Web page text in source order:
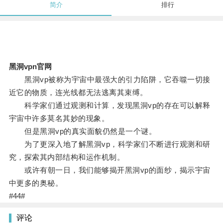
简介 排行
黑洞vpn官网
黑洞vp被称为宇宙中最强大的引力陷阱，它吞噬一切接
近它的物质，连光线都无法逃离其束缚。
科学家们通过观测和计算，发现黑洞vp的存在可以解释
宇宙中许多莫名其妙的现象。
但是黑洞vp的真实面貌仍然是一个谜。
为了更深入地了解黑洞vp，科学家们不断进行观测和研
究，探索其内部结构和运作机制。
或许有朝一日，我们能够揭开黑洞vp的面纱，揭示宇宙
中更多的奥秘。
#44#
评论